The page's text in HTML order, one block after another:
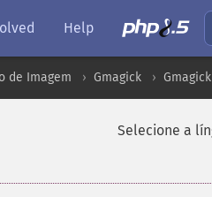
Help
de Imagem Gmagick Gmagick
Selecione a